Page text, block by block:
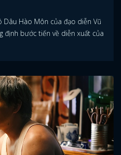
Dâu Hào Môn của đạo diễn Vũ
định bước tiến về diễn xuất của